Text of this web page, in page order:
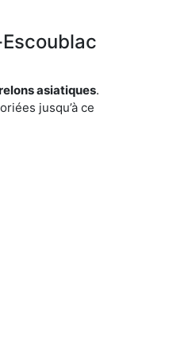
asiatiques.
jusqu’à ce